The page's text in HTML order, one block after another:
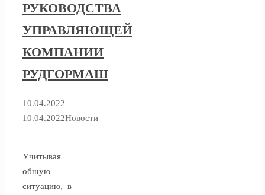
РУКОВОДСТВА
УПРАВЛЯЮЩЕЙ
КОМПАНИИ
РУДГОРМАШ
10.04.2022
10.04.2022Новости
Учитывая
общую
ситуацию, в